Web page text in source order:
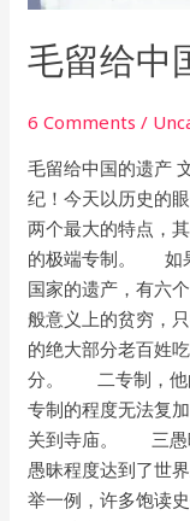
毛留给中
6 Comments /
毛留给中国的遗产
纪！今天以历史的
两个最大的特点，
的极端专制。 如
国家的遗产，有六
般意义上的贫穷，
的绝大部分老百姓
分。 二专制，他
专制的程度无法复
关到寺庙。 三愚
愚昧程度达到了世
举一例，许多饱读